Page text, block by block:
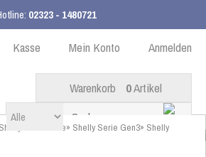
02323 - 1480721
ab 99,00 € innerhalb DE Anmelden
Mein Konto
Kasse
Warenkorb 0Artikel
Shelly SmartHome» Shelly Serie Gen3» Shelly